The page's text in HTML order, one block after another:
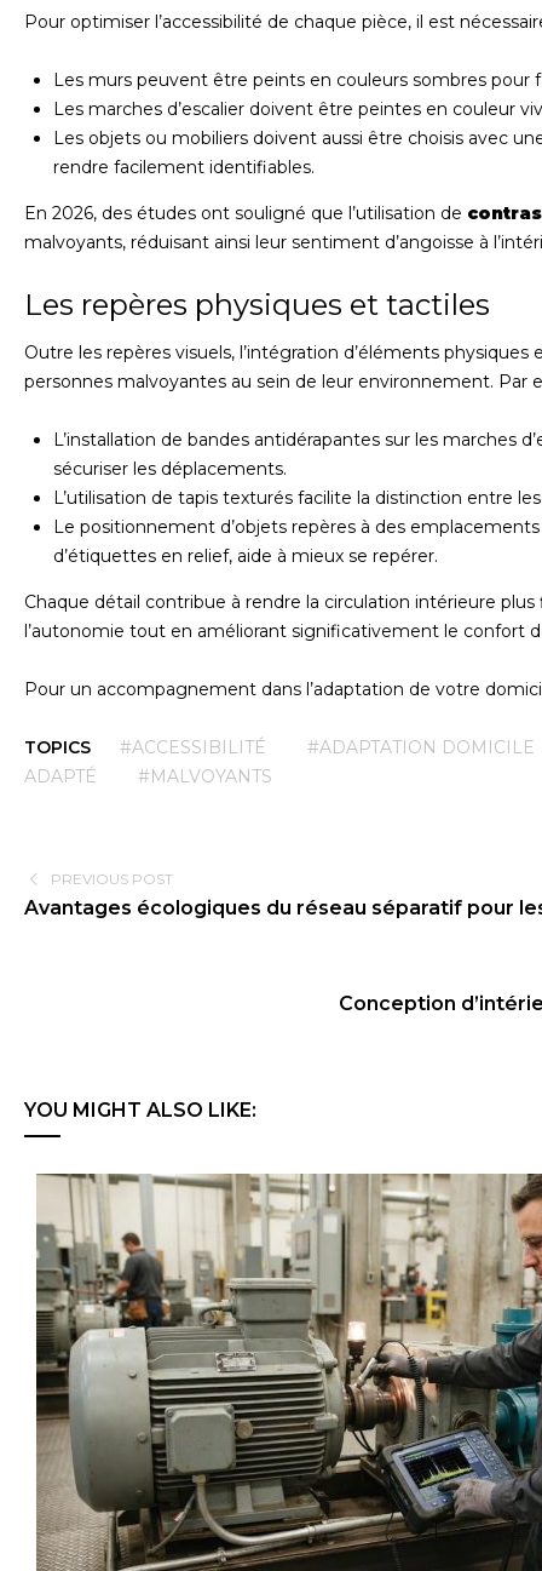
Pour optimiser l’accessibilité de chaque pièce, il est
Les murs peuvent être peints en couleurs sombres pour
Les marches d’escalier doivent être peintes en couleur
Les objets ou mobiliers doivent aussi être choisis avec
rendre facilement identifiables.
En 2026, des études ont souligné que l’utilisation de
malvoyants, réduisant ainsi leur sentiment d’angoisse à
Les repères physiques et tactiles
Outre les repères visuels, l’intégration d’éléments
personnes malvoyantes au sein de leur environnement. Par
L’installation de bandes antidérapantes sur les marches
sécuriser les déplacements.
L’utilisation de tapis texturés facilite la distinction entre
Le positionnement d’objets repères à des
d’étiquettes en relief, aide à mieux se repérer.
Chaque détail contribue à rendre la circulation intérieure
l’autonomie tout en améliorant significativement le confort
Pour un accompagnement dans l’adaptation de votre
TOPICS #ACCESSIBILITÉ
#ADAPTATION DOMICILE
ADAPTÉ
#MALVOYANTS
PREVIOUS POST
Avantages écologiques du réseau séparatif pour
Conception
YOU MIGHT ALSO LIKE: